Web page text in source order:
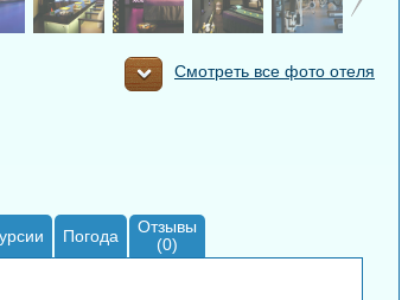
Смотреть все фото отеля
Погода
Отзывы
(0)